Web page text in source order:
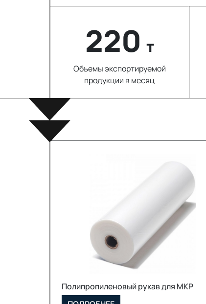
220 т
Объемы экспортируемой
продукции в месяц
МКР (Биг Бэг)